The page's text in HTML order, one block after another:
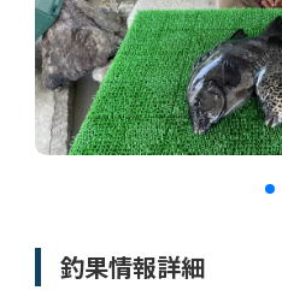
釣果情報詳細